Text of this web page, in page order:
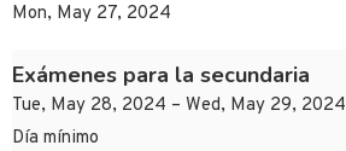
Mon, May 27, 2024
Exámenes para la secundaria
Tue, May 28, 2024 – Wed, May 29, 2024
Día mínimo